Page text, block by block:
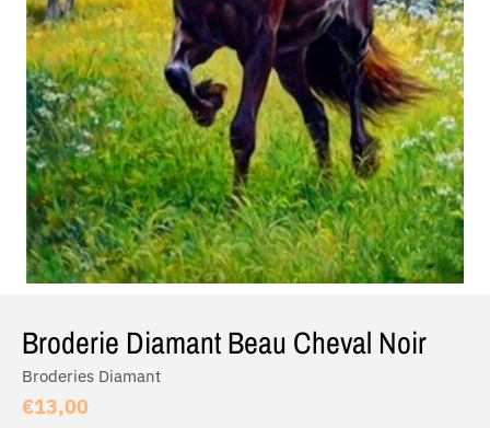
Broderie Diamant Beau Cheval Noir
Broderies Diamant
€13,00